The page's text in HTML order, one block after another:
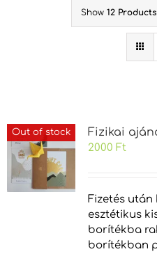
Show 12 Products
Out of stock Fizikai
2000 Ft
Fizetés után
esztétikus
borítékba
borítékban